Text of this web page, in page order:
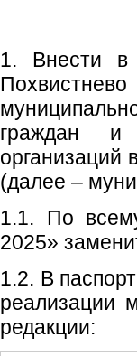
1. Внести в
граждан и
организаций
(далее –
1.1. По
2025»
1.2. В
реализации
редакции: